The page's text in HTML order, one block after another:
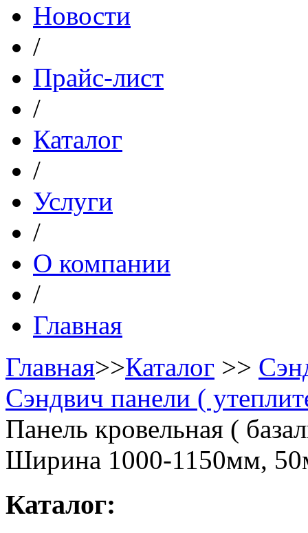
Новости
/
Прайс-лист
/
Каталог
/
Услуги
/
О компании
/
Главная
Главная>>Каталог >>
Сэндвич панели (
Панель кровельная (
Ширина 1000-1150мм,
Каталог: